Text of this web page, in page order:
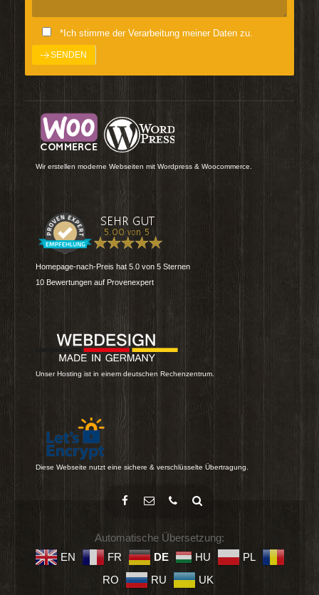
*Ich stimme der Verarbeitung meiner Daten zu.
Wir erstellen moderne Webseiten mit Wordpress & Woocommerce.
Homepage-nach-Preis hat 5.0 von 5 Sternen
10 Bewertungen auf Provenexpert
Unser Hosting ist in einem deutschen Rechenzentrum.
Diese Webseite nutzt eine sichere & verschlüsselte Übertragung.
Automatische Übersetzung:
EN
FR DE HU
PL
RO
RU UK